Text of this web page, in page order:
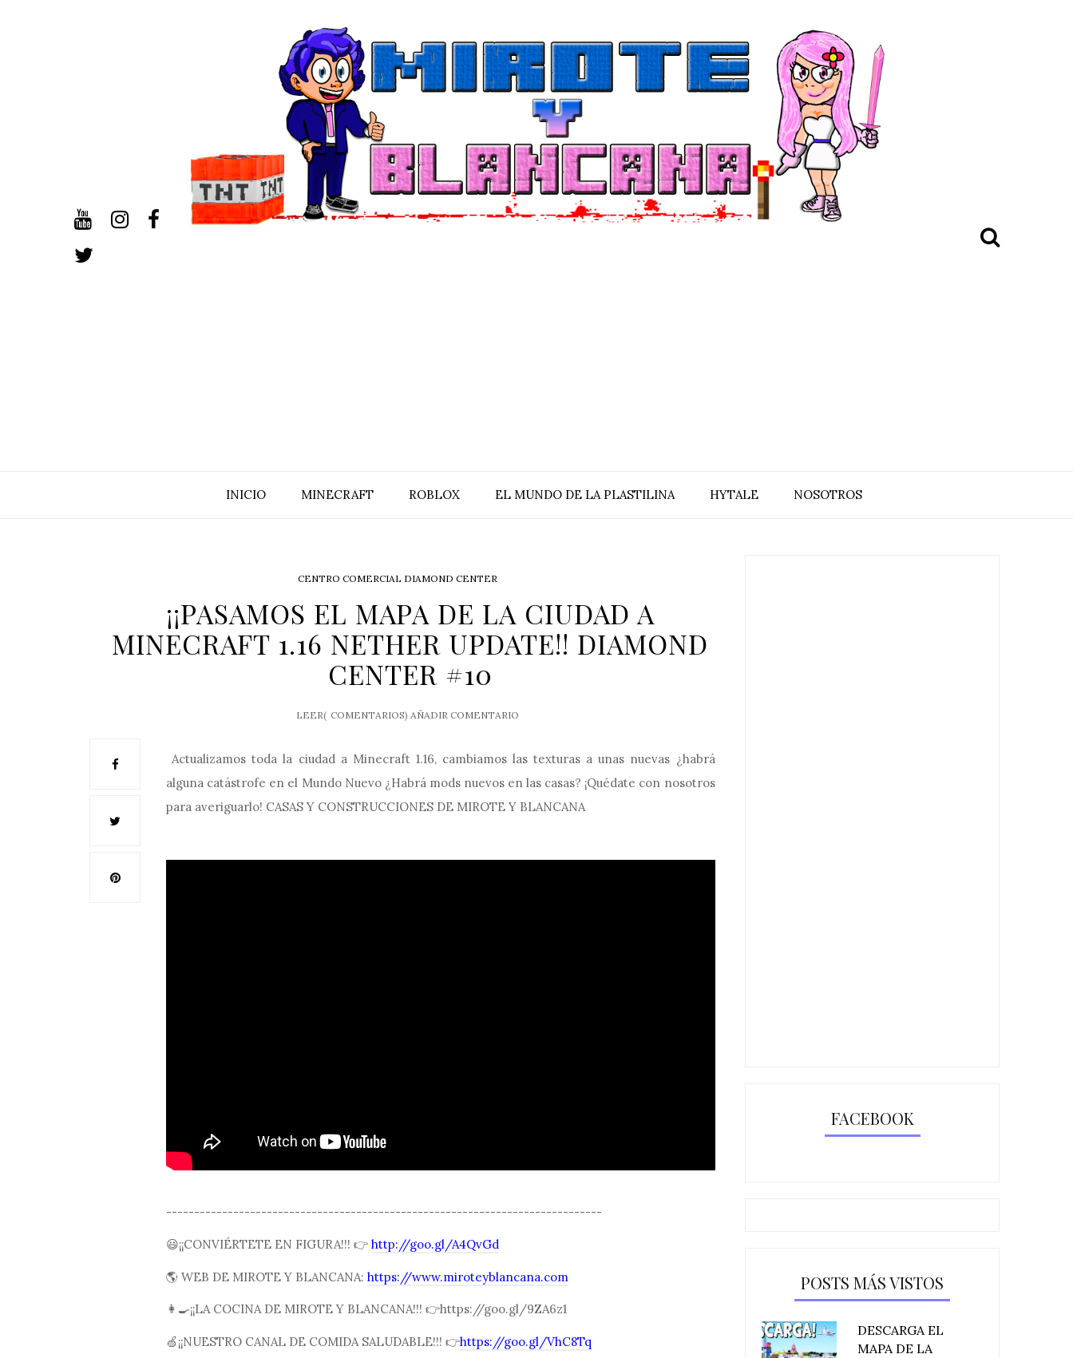
INICIO MINECRAFT ROBLOX EL MUNDO DE LA PLASTILINA HYTALE NOSOTROS
CENTRO COMERCIAL DIAMOND CENTER
¡¡PASAMOS EL MAPA DE LA CIUDAD A
MINECRAFT 1.16 NETHER UPDATE!! DIAMOND
CENTER #10
LEER( COMENTARIOS) AÑADIR COMENTARIO
Actualizamos toda la ciudad a Minecraft 1.16, cambiamos las texturas a unas nuevas ¿habrá
alguna catástrofe en el Mundo Nuevo ¿Habrá mods nuevos en las casas? ¡Quédate con nosotros
para averiguarlo! CASAS Y CONSTRUCCIONES DE MIROTE Y BLANCANA
------------------------------------------------------------------------------
😃¡¡CONVIÉRTETE EN FIGURA!!! 👉http://goo.gl/A4QvGd
🌎 WEB DE MIROTE Y BLANCANA:https://www.miroteyblancana.com
👩🍳¡¡LA COCINA DE MIROTE Y BLANCANA!!! 👉https://goo.gl/9ZA6z1
🍏¡¡NUESTRO CANAL DE COMIDA SALUDABLE!!! 👉https://goo.gl/VhC8Tq
FACEBOOK
POSTS MÁS VISTOS
DESCARGA EL
MAPA DE LA